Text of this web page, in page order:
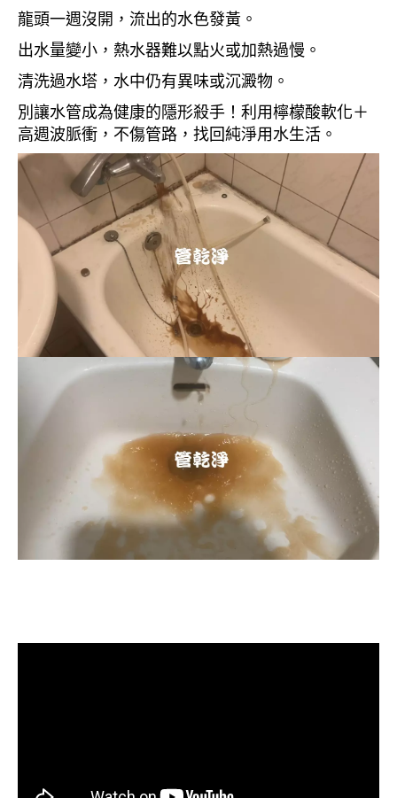
龍頭一週沒開，流出的水色發黃。
出水量變小，熱水器難以點火或加熱過慢。
清洗過水塔，水中仍有異味或沉澱物。
別讓水管成為健康的隱形殺手！利用檸檬酸軟化＋
高週波脈衝，不傷管路，找回純淨用水生活。